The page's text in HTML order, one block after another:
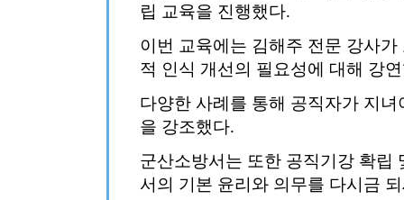
립 교육을 진행했다.
이번 교육에는 김해주 전문 강사
적 인식 개선의 필요성에 대해 강
다양한 사례를 통해 공직자가 지
을 강조했다.
군산소방서는 또한 공직기강 확립
서의 기본 윤리와 의무를 다시금